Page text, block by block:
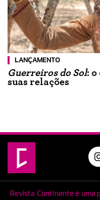
LANÇAMENTO
Guerreiros do Sol: o
suas relações
Revista Continente é uma